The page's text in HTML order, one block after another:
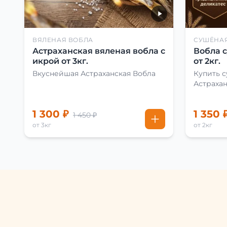
ВЯЛЕНАЯ ВОБЛА
Астраханская вяленая вобла с
икрой от 3кг.
Вкуснейшая Астраханская Вобла
1 300 ₽ 1 450 ₽
от 3кг
Вобла
от 2кг.
Купить
1 350
от 2кг